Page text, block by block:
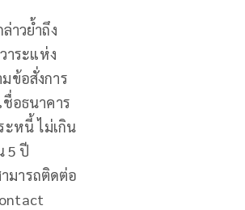
าวย้ำถึง
าระแห่ง
ข้อสั่งการ
อธนาคาร
หนี้ ไม่เกิน
5 ปี
มารถติดต่อ